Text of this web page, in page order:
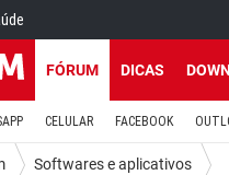
FÓRUM DICAS
CELULAR FACEBOOK
Softwares e aplicativos